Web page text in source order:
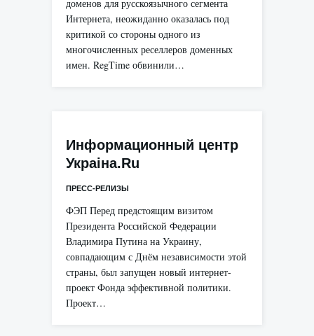
доменов для русскоязычного сегмента
Интернета, неожиданно оказалась под
критикой со стороны одного из
многочисленных реселлеров доменных
имен. RegTime обвинили…
Информационный центр
Украiнa.Ru
ПРЕСС-РЕЛИЗЫ
ФЭП Перед предстоящим визитом
Президента Российской Федерации
Владимира Путина на Украину,
совпадающим с Днём независимости этой
страны, был запущен новый интернет-
проект Фонда эффективной политики.
Проект…